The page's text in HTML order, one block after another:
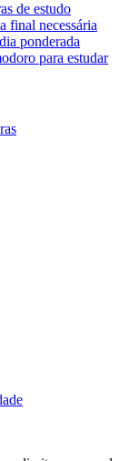
de estudo
final necessária
ponderada
para estudar